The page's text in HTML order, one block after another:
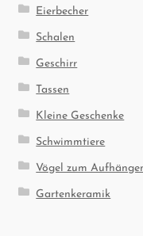
Eierbecher
Schalen
Geschirr
Tassen
Kleine Geschenke
Schwimmtiere
Vögel zum
Gartenkeramik